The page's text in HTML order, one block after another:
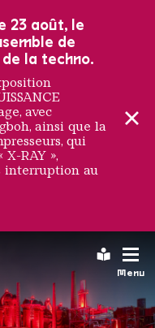
Menu
Hütte
23 août, le
de
la techno.
avec
ainsi que la
qui
RAY »,
interruption au